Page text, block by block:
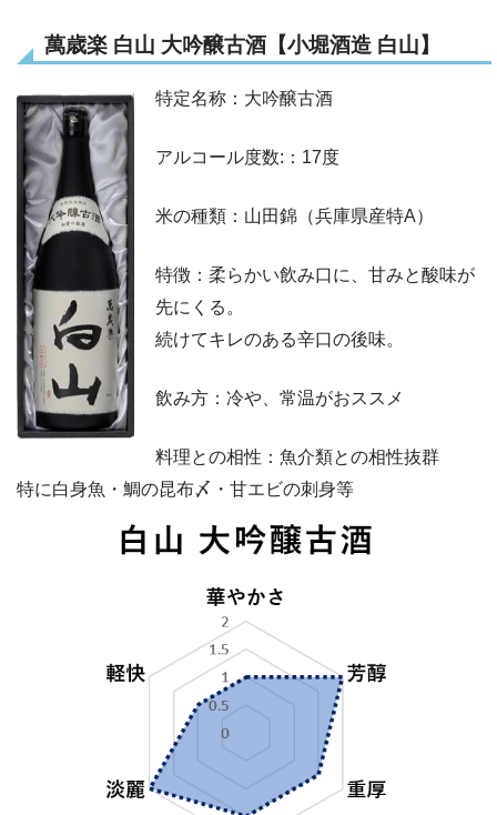
萬歳楽 白山 大吟醸古酒【小堀酒造 白山】
特定名称：大吟醸古酒
アルコール度数:：17度
米の種類：山田錦（兵庫県産特A）
特徴：柔らかい飲み口に、甘みと酸味が
先にくる。
続けてキレのある辛口の後味。
飲み方：冷や、常温がおススメ
料理との相性：魚介類との相性抜群
特に白身魚・鯛の昆布〆・甘エビの刺身等